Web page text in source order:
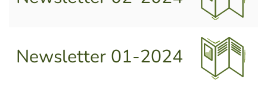
Newsletter 01-2024